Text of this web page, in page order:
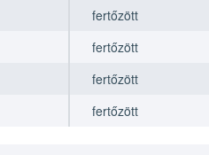
fertőzött
fertőzött
fertőzött
fertőzött